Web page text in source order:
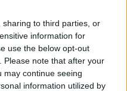
to third parties, or
information for
use the below opt-out
Please note that after your
may continue seeing
information utilized by
as suas hipóteses de
final das rondas aproxima-
de jogo e domina a arte de